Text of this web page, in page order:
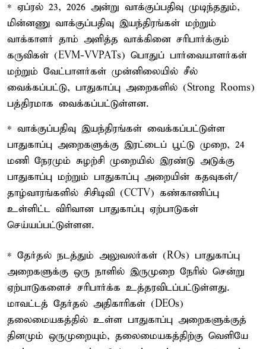
* ஏப்ரல் 23, 2026 அன்று வாக்குப்பதிவு முடிந்ததும்,
மின்னணு வாக்குப்பதிவு இயந்திரங்கள் மற்றும்
வாக்காளர் தாம் அளித்த வாக்கினை சரிபார்க்கும்
கருவிகள் (EVM-VVPATs) பொதுப் பார்வையாளர்கள்
மற்றும் வேட்பாளர்கள் முன்னிலையில் சீல்
வைக்கப்பட்டு, பாதுகாப்பு அறைகளில் (Strong Rooms)
பத்திரமாக வைக்கப்பட்டுள்ளன.
* வாக்குப்பதிவு இயந்திரங்கள் வைக்கப்பட்டுள்ள
பாதுகாப்பு அறைகளுக்கு இரட்டைப் பூட்டு முறை, 24
மணி நேரமும் சுழற்சி முறையில் இரண்டு அடுக்கு
பாதுகாப்பு மற்றும் பாதுகாப்பு அறையின் கதவுகள்/
தாழ்வாரங்களில் சிசிடிவி (CCTV) கண்காணிப்பு
உள்ளிட்ட விரிவான பாதுகாப்பு ஏற்பாடுகள்
செய்யப்பட்டுள்ளன.
* தேர்தல் நடத்தும் அலுவலர்கள் (ROs) பாதுகாப்பு
அறைகளுக்கு ஒரு நாளில் இருமுறை நேரில் சென்று
ஏற்பாடுகளைச் சரிபார்க்க உத்தரவிடப்பட்டுள்ளது.
மாவட்டத் தேர்தல் அதிகாரிகள் (DEOs)
தலைமையகத்தில் உள்ள பாதுகாப்பு அறைகளுக்குத்
தினமும் ஒருமுறையும், தலைமையகத்திற்கு வெளியே